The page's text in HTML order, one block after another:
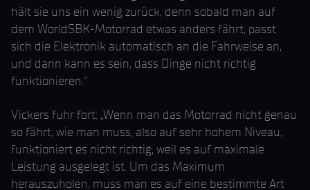
hält sie uns ein wenig zurück, denn sobald man auf
dem WorldSBK-Motorrad etwas anders fährt, passt
sich die Elektronik automatisch an die Fahrweise an,
und dann kann es sein, dass Dinge nicht richtig
funktionieren.“
Vickers fuhr fort: „Wenn man das Motorrad nicht genau
so fährt, wie man muss, also auf sehr hohem Niveau,
funktioniert es nicht richtig, weil es auf maximale
Leistung ausgelegt ist. Um das Maximum
herauszuholen, muss man es auf eine bestimmte Art